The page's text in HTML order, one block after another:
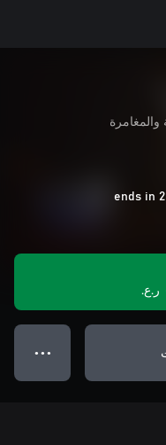
والمغامرة
● ● ●